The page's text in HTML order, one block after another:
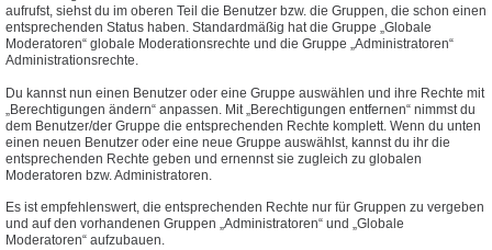
aufrufst, siehst du im oberen Teil die Benutzer bzw. die Gruppen, die schon einen
entsprechenden Status haben. Standardmäßig hat die Gruppe „Globale
Moderatoren“ globale Moderationsrechte und die Gruppe „Administratoren“
Administrationsrechte.
Du kannst nun einen Benutzer oder eine Gruppe auswählen und ihre Rechte mit
„Berechtigungen ändern“ anpassen. Mit „Berechtigungen entfernen“ nimmst du
dem Benutzer/der Gruppe die entsprechenden Rechte komplett. Wenn du unten
einen neuen Benutzer oder eine neue Gruppe auswählst, kannst du ihr die
entsprechenden Rechte geben und ernennst sie zugleich zu globalen
Moderatoren bzw. Administratoren.
Es ist empfehlenswert, die entsprechenden Rechte nur für Gruppen zu vergeben
und auf den vorhandenen Gruppen „Administratoren“ und „Globale
Moderatoren“ aufzubauen.